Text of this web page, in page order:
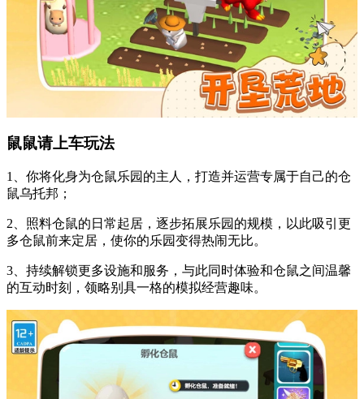
鼠鼠请上车玩法
1、你将化身为仓鼠乐园的主人，打造并运营专属于自己的仓
鼠乌托邦；
2、照料仓鼠的日常起居，逐步拓展乐园的规模，以此吸引更
多仓鼠前来定居，使你的乐园变得热闹无比。
3、持续解锁更多设施和服务，与此同时体验和仓鼠之间温馨
的互动时刻，领略别具一格的模拟经营趣味。